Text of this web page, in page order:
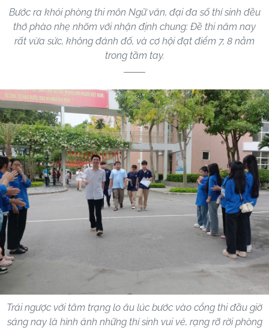
Bước ra khỏi phòng thi môn Ngữ văn, đại đa số thí sinh đều
thở phào nhẹ nhõm với nhận định chung: Đề thi năm nay
rất vừa sức, không đánh đố, và cơ hội đạt điểm 7, 8 nằm
trong tầm tay.
Trái ngược với tâm trạng lo âu lúc bước vào cổng thi đầu giờ
sáng nay là hình ảnh những thí sinh vui vẻ, rạng rỡ rời phòng